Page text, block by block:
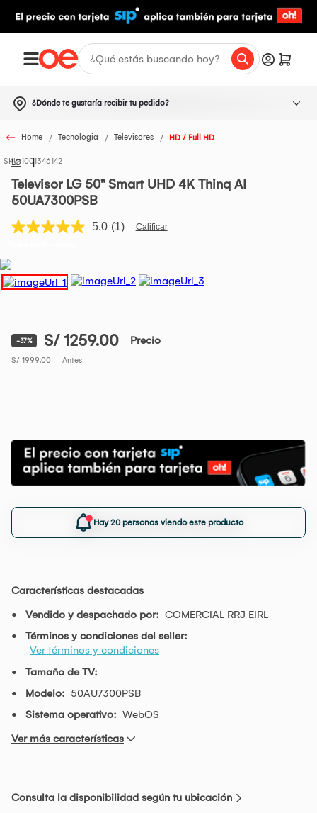
¿Dónde te gustaría recibir tu pedido?
Home Tecnologia Televisores HD / Full HD
LG1001346142
Televisor LG 50" Smart UHD 4K Thinq AI
50UA7300PSB
5.0 Lea
en
la
(1)
-37% S/ 1259.00 Precio
S/ 1999.00 Antes
Hay 20 personas viendo este producto
Características destacadas
Vendido y despachado por: COMERCIAL RRJ EIRL
Términos y condiciones del seller:
Ver términos y condiciones
Tamaño de TV:
Modelo: 50AU7300PSB
Sistema operativo: WebOS
Ver más características
Consulta la disponibilidad según tu ubicación